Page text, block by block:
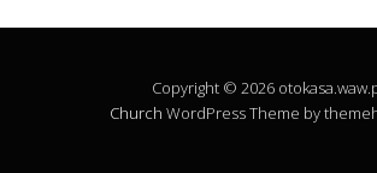
Copyright © 2026
Church WordPress Theme by